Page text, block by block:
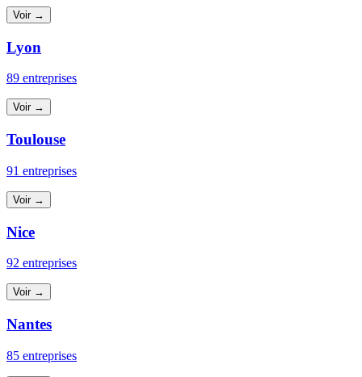
Voir →
Lyon
89 entreprises
Voir →
Toulouse
91 entreprises
Voir →
Nice
92 entreprises
Voir →
Nantes
85 entreprises